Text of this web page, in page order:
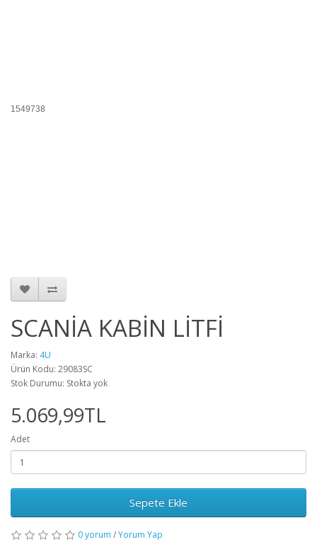
1549738
SCANİA KABİN LİTFİ
Marka: 4U
Ürün Kodu: 29083SC
Stok Durumu: Stokta yok
5.069,99TL
Adet
Sepete Ekle
0 yorum /Yorum Yap